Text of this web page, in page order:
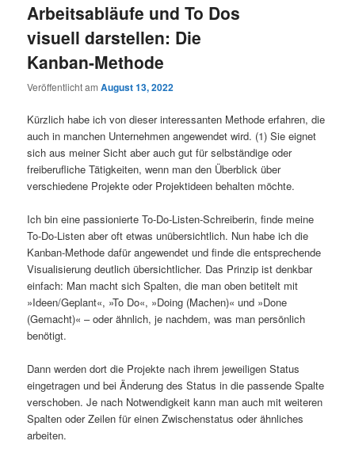
Arbeitsabläufe und To Dos
visuell darstellen: Die
Kanban-Methode
Veröffentlicht amAugust 13, 2022
Kürzlich habe ich von dieser interessanten Methode erfahren, die
auch in manchen Unternehmen angewendet wird. (1) Sie eignet
sich aus meiner Sicht aber auch gut für selbständige oder
freiberufliche Tätigkeiten, wenn man den Überblick über
verschiedene Projekte oder Projektideen behalten möchte.
Ich bin eine passionierte To-Do-Listen-Schreiberin, finde meine
To-Do-Listen aber oft etwas unübersichtlich. Nun habe ich die
Kanban-Methode dafür angewendet und finde die entsprechende
Visualisierung deutlich übersichtlicher. Das Prinzip ist denkbar
einfach: Man macht sich Spalten, die man oben betitelt mit
»Ideen/Geplant«, »To Do«, »Doing (Machen)« und »Done
(Gemacht)« – oder ähnlich, je nachdem, was man persönlich
benötigt.
Dann werden dort die Projekte nach ihrem jeweiligen Status
eingetragen und bei Änderung des Status in die passende Spalte
verschoben. Je nach Notwendigkeit kann man auch mit weiteren
Spalten oder Zeilen für einen Zwischenstatus oder ähnliches
arbeiten.